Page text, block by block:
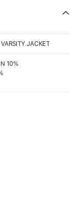
JACKET
10%